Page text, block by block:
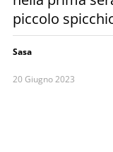
piccolo
Sasa
20 Giugno 2023